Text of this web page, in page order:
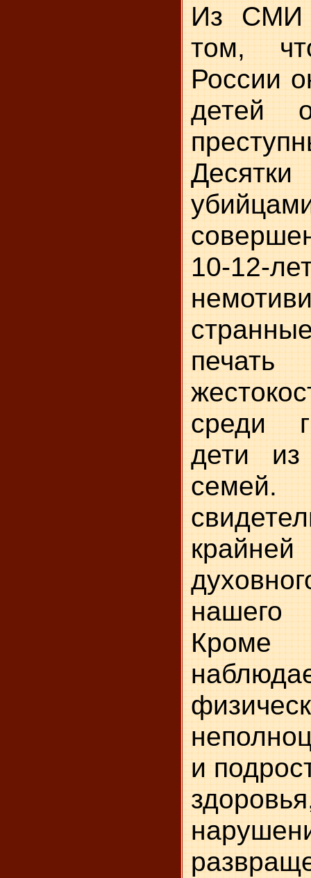
Из СМИ
том,
России
детей
10-12-
среди
дети из
и